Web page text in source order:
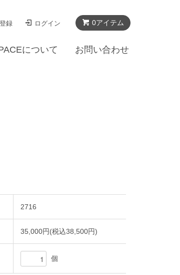
0アイテム
録 ログイン
について お問い合わせ
2716
35,000円(税込38,500円)
個